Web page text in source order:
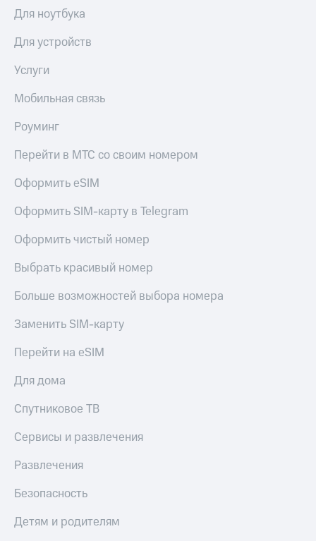
Для ноутбука
Для устройств
Услуги
Мобильная связь
Роуминг
Перейти в МТС со своим номером
Оформить eSIM
Оформить SIM-карту в Telegram
Оформить чистый номер
Выбрать красивый номер
Больше возможностей выбора номера
Заменить SIM-карту
Перейти на eSIM
Для дома
Спутниковое ТВ
Сервисы и развлечения
Развлечения
Безопасность
Детям и родителям